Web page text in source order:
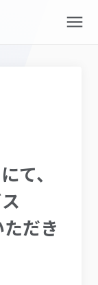
て、
だき